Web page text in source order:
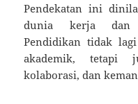
Pendekatan ini
dunia kerja dan
Pendidikan tidak
akademik, tetapi
kolaborasi, dan